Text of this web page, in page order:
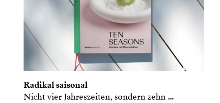
Radikal saisonal
Nicht vier Jahreszeiten, sondern zehn ...